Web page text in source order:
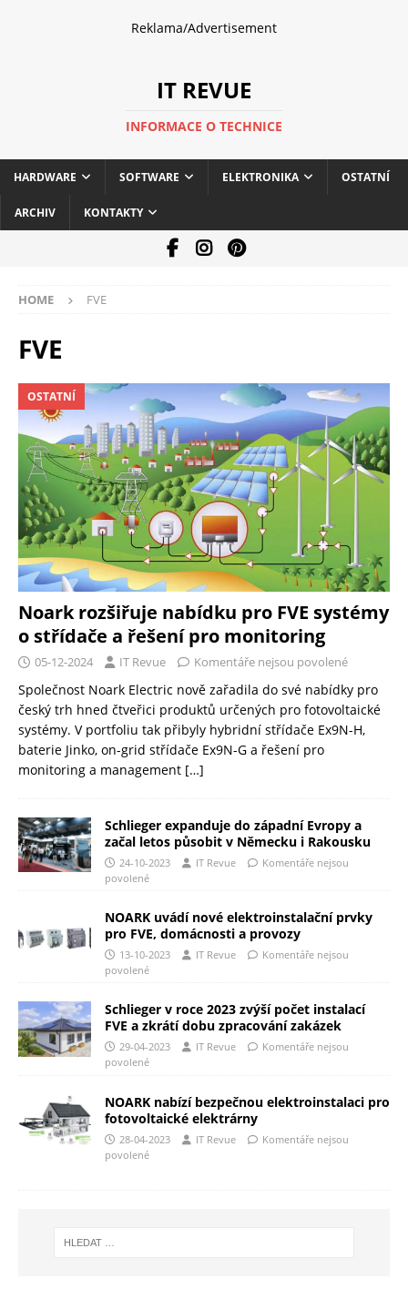
Reklama/Advertisement
IT REVUE
INFORMACE O TECHNICE
HARDWARE SOFTWARE ELEKTRONIKA OSTATNÍ
ARCHIV KONTAKTY
HOME FVE
FVE
OSTATNÍ
Noark rozšiřuje nabídku pro FVE systémy
o střídače a řešení pro monitoring
05-12-2024 IT Revue Komentáře nejsou povolené
Společnost Noark Electric nově zařadila do své nabídky pro
český trh hned čtveřici produktů určených pro fotovoltaické
systémy. V portfoliu tak přibyly hybridní střídače Ex9N-H,
baterie Jinko, on-grid střídače Ex9N-G a řešení pro
monitoring a management […]
Schlieger expanduje do západní Evropy a
začal letos působit v Německu i Rakousku
24-10-2023 IT Revue
Komentáře nejsou
povolené
NOARK uvádí nové elektroinstalační prvky
pro FVE, domácnosti a provozy
13-10-2023 IT Revue
Komentáře nejsou
povolené
Schlieger v roce 2023 zvýší počet instalací
FVE a zkrátí dobu zpracování zakázek
29-04-2023 IT Revue
Komentáře nejsou
povolené
NOARK nabízí bezpečnou elektroinstalaci pro
fotovoltaické elektrárny
28-04-2023 IT Revue
Komentáře nejsou
povolené